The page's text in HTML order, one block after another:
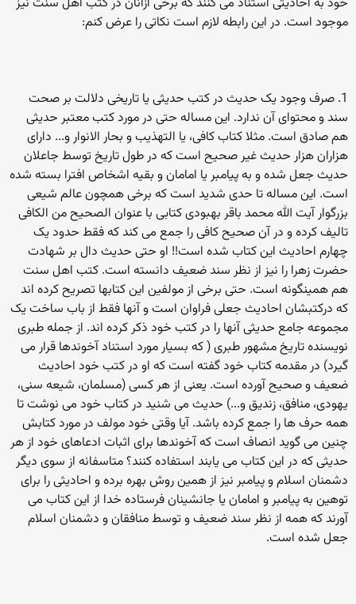
موجود است. در این رابطه لازم است نکاتی را عرض کنم:
1. صرف وجود یک حدیث در کتب حدیثی یا تاریخی دلالت بر صحت
سند و محتوای آن ندارد. این مساله حتی در مورد کتب معتبر حدیثی
هم صادق است. مثلا کتاب کافی، یا التهذیب و بحار الانوار و... دارای
هزاران هزار حدیث غیر صحیح است که در طول تاریخ توسط جاعلان
حدیث جعل شده و به پیامبر یا امامان و بقیه اشخاص افترا بسته شده
است. این مساله تا حدی شدید است که برخی همچون عالم شیعی
بزرگوار آیت الله محمد باقر بهبودی کتابی با عنوان الصحیح من الکافی
تالیف کرده و در آن صحیح کافی را جمع می کند که فقط حدود یک
چهارم احادیث این کتاب شده است!! او حتی حدیث دال بر شهادت
حضرت زهرا را نیز از نظر سند ضعیف دانسته است. کتب اهل سنت
هم همینگونه است. حتی برخی از مولفین این کتابها تصریح کرده اند
که درکتبشان احادیث جعلی فراوان است و آنها فقط از باب ساخت یک
مجموعه جامع حدیثی آنها را در کتب خود ذکر کرده اند. از جمله طبری
نویسنده تاریخ مشهور طبری ( که بسیار مورد استناد آخوندها قرار می
گیرد) در مقدمه کتاب خود گفته است که او در کتب خود احادیث
ضعیف و صحیح آورده است. یعنی از هر کسی (مسلمان، شیعه سنی،
یهودی، منافق، زندیق و...) حدیث می شنید در کتاب خود می نوشت تا
همه حرف ها را جمع کرده باشد. آیا وقتی خود مولف در مورد کتابش
چنین می گوید انصاف است كه آخوندها برای اثبات ادعاهای خود از هر
حدیثی که در این کتاب می یابند استفاده کنند؟ متاسفانه از سوی دیگر
دشمنان اسلام و پیامبر نیز از همین روش بهره برده و احادیثی را برای
توهین به پیامبر و امامان یا جانشینان فرستاده خدا از این کتاب می
آورند که همه از نظر سند ضعیف و توسط منافقان و دشمنان اسلام
جعل شده است.